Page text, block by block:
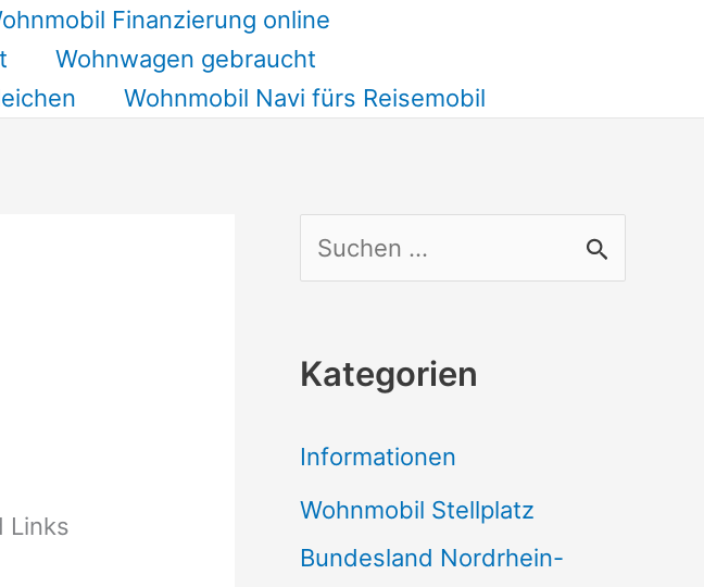
Finanzierung online
Wohnwagen gebraucht
Wohnmobil Navi fürs Reisemobil
Links
u
h
n
a
Kategorien
Informationen
Wohnmobil Stellplatz
Bundesland Nordrhein-